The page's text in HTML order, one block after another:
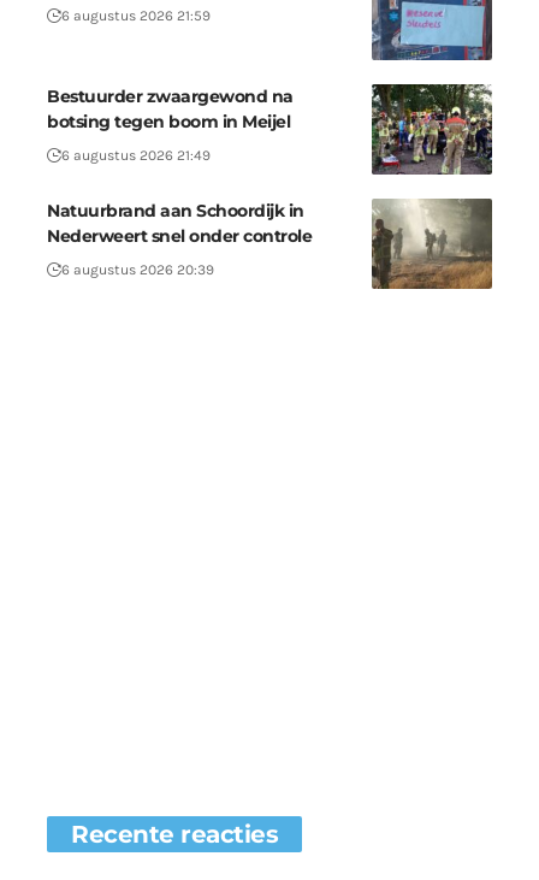
6 augustus 2026 21:59
Bestuurder zwaargewond na
botsing tegen boom in Meijel
6 augustus 2026 21:49
Natuurbrand aan Schoordijk in
Nederweert snel onder controle
6 augustus 2026 20:39
Recente reacties